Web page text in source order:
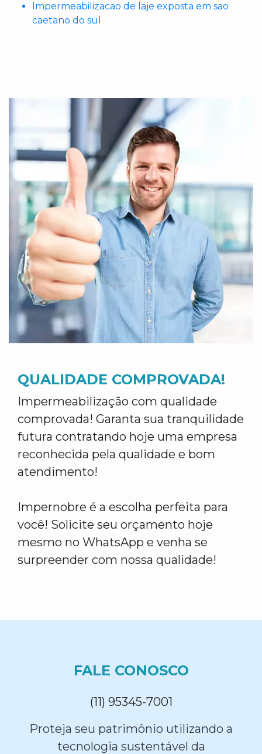
Impermeabilizacao de laje exposta em sao
caetano do sul
QUALIDADE COMPROVADA!
Impermeabilização com qualidade
comprovada! Garanta sua tranquilidade
futura contratando hoje uma empresa
reconhecida pela qualidade e bom
atendimento!
Impernobre é a escolha perfeita para
você! Solicite seu orçamento hoje
mesmo no WhatsApp e venha se
surpreender com nossa qualidade!
FALE CONOSCO
(11) 95345-7001
Proteja seu patrimônio utilizando a
tecnologia sustentável da